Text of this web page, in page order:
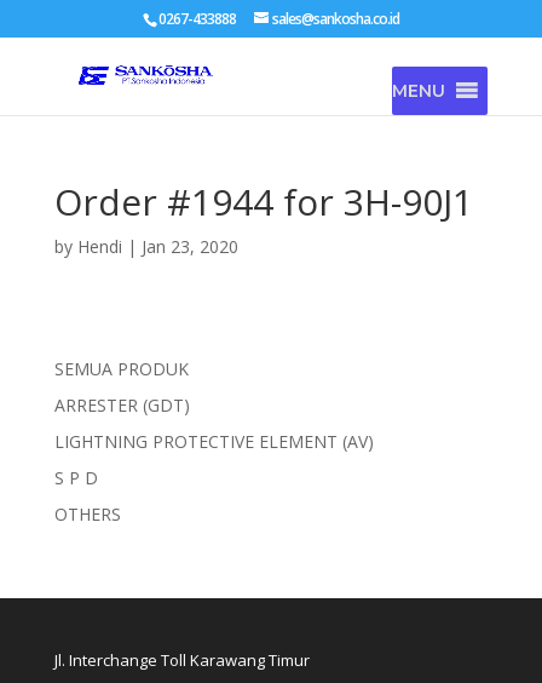
0267-433888 sales@sankosha.co.id
MENU
Order #1944 for 3H-90J1
by Hendi | Jan 23, 2020
SEMUA PRODUK
ARRESTER (GDT)
LIGHTNING PROTECTIVE ELEMENT (AV)
S P D
OTHERS
Jl. Interchange Toll Karawang Timur